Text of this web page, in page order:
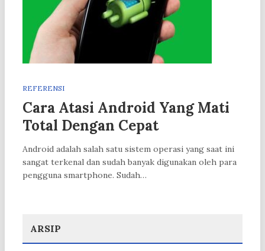
REFERENSI
Cara Atasi Android Yang Mati
Total Dengan Cepat
Android adalah salah satu sistem operasi yang saat ini
sangat terkenal dan sudah banyak digunakan oleh para
pengguna smartphone. Sudah…
ARSIP